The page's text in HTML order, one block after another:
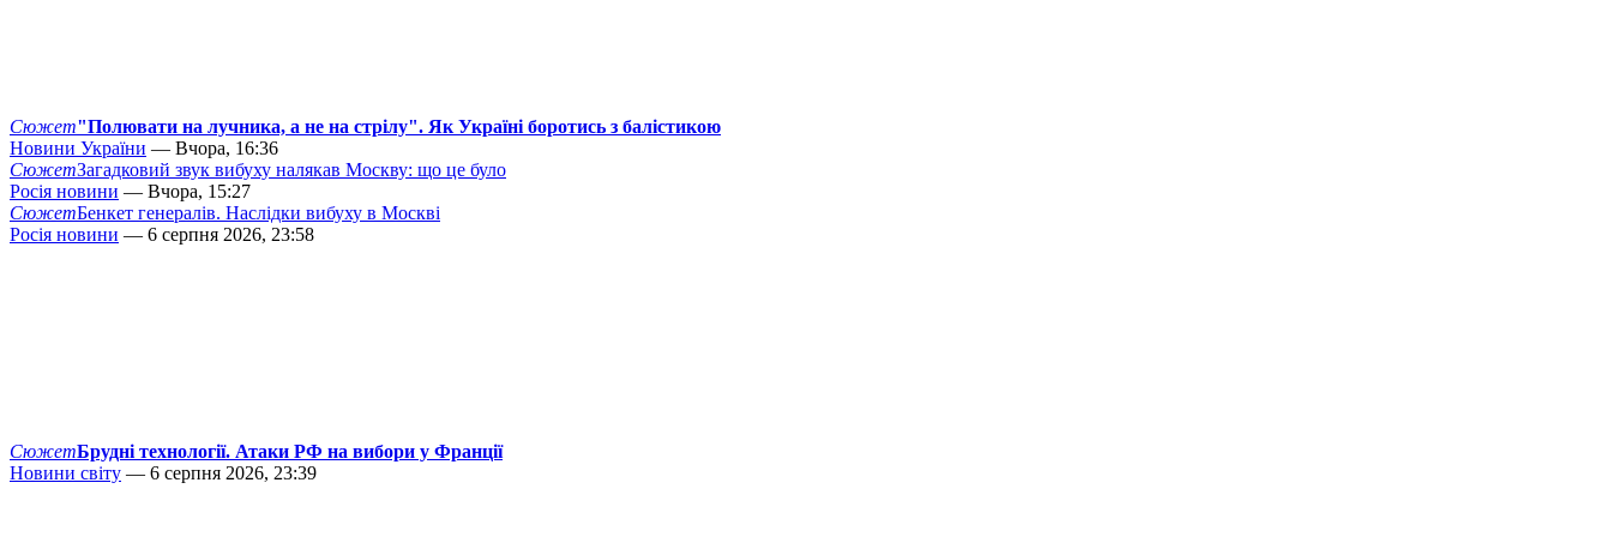
Сюжет"Полювати на лучника, а не на стрілу". Як Україні боротись з балістикою
Новини України — Вчора, 16:36
СюжетЗагадковий звук вибуху налякав Москву: що це було
Росія новини — Вчора, 15:27
СюжетБенкет генералів. Наслідки вибуху в Москві
Росія новини — 6 серпня 2026, 23:58
СюжетБрудні технології. Атаки РФ на вибори у Франції
Новини світу — 6 серпня 2026, 23:39